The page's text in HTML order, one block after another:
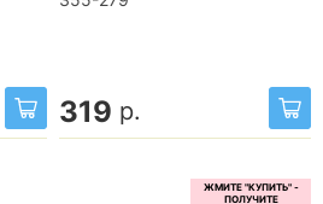
319 р.